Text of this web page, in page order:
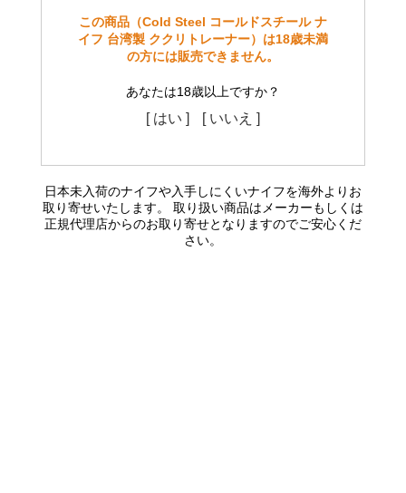
この商品（Cold Steel コールドスチール ナ
イフ 台湾製 ククリトレーナー）は18歳未満
の方には販売できません。
あなたは18歳以上ですか？
[ はい ] [ いいえ ]
日本未入荷のナイフや入手しにくいナイフを海外よりお
取り寄せいたします。 取り扱い商品はメーカーもしくは
正規代理店からのお取り寄せとなりますのでご安心くだ
さい。